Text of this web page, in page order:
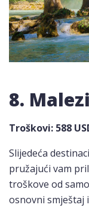
8.
Troškovi: 588
Slijedeća
pružajući vam
troškove od
osnovni smještaj